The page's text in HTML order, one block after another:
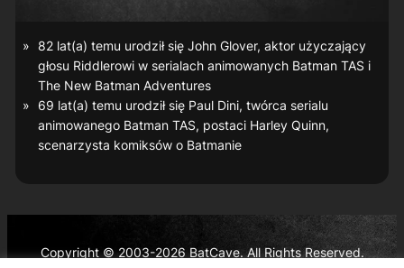
82 lat(a) temu urodził się John Glover, aktor użyczający
głosu Riddlerowi w serialach animowanych Batman TAS i
The New Batman Adventures
69 lat(a) temu urodził się Paul Dini, twórca serialu
animowanego Batman TAS, postaci Harley Quinn,
scenarzysta komiksów o Batmanie
Copyright © 2003-2026 BatCave. All Rights Reserved.